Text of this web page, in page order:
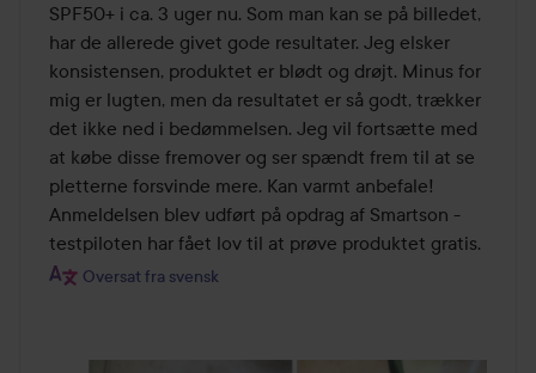
SPF50+ i ca. 3 uger nu. Som man kan se på billedet,
har de allerede givet gode resultater. Jeg elsker
konsistensen, produktet er blødt og drøjt. Minus for
mig er lugten, men da resultatet er så godt, trækker
det ikke ned i bedømmelsen. Jeg vil fortsætte med
at købe disse fremover og ser spændt frem til at se
pletterne forsvinde mere. Kan varmt anbefale!
Anmeldelsen blev udført på opdrag af Smartson -
testpiloten har fået lov til at prøve produktet gratis.
Oversat fra svensk